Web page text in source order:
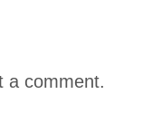
a comment.